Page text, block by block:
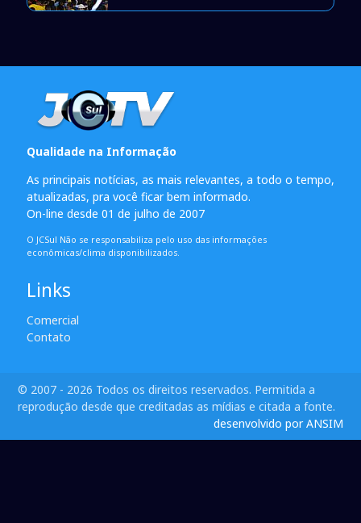
Qualidade na Informação
As principais notícias, as mais relevantes, a todo o tempo,
atualizadas, pra você ficar bem informado.
On-line desde 01 de julho de 2007
O JCSul Não se responsabiliza pelo uso das informações
econômicas/clima disponibilizados.
Links
Comercial
Contato
© 2007 - 2026 Todos os direitos reservados. Permitida a
reprodução desde que creditadas as mídias e citada a fonte.
desenvolvido por ANSIM